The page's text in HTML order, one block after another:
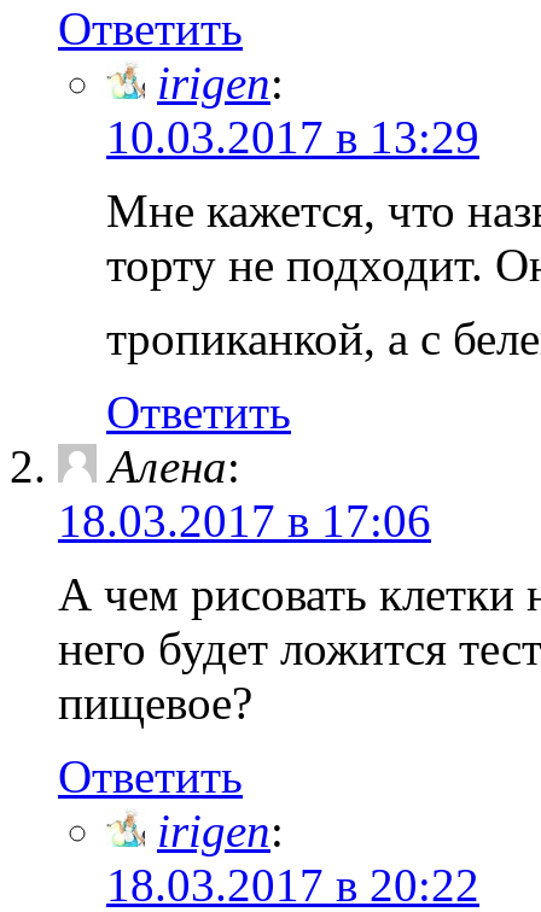
Ответить
irigen:
10.03.2017 в 13:29
Мне кажется, что
торту не подходит.
тропиканкой, а с
Ответить
Алена:
18.03.2017 в 17:06
А чем рисовать клетки
него будет ложится
пищевое?
Ответить
irigen:
18.03.2017 в 20:22